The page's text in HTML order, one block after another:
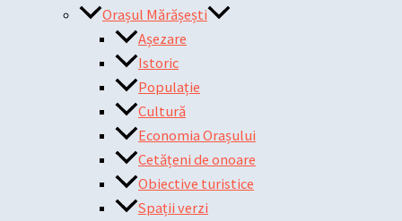
Orașul Mărășești
Așezare
Istoric
Populație
Cultură
Economia Orașului
Cetățeni de onoare
Obiective turistice
Spații verzi